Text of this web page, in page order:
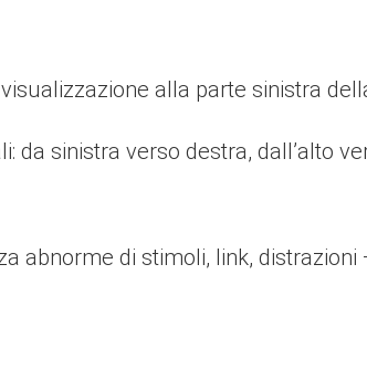
alla parte sinistra
da sinistra verso destra, dall’alto
abnorme di stimoli, link, distrazioni